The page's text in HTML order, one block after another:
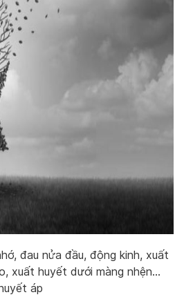
đau nửa đầu, động kinh, xuất
xuất huyết dưới màng nhện…
áp